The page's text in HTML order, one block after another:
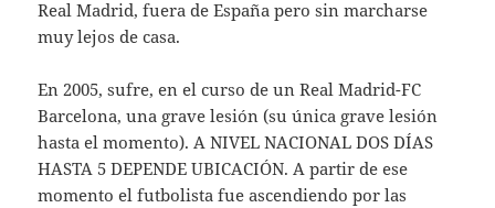
Real Madrid, fuera de España pero sin marcharse
muy lejos de casa.
En 2005, sufre, en el curso de un Real Madrid-FC
Barcelona, una grave lesión (su única grave lesión
hasta el momento). A NIVEL NACIONAL DOS DÍAS
HASTA 5 DEPENDE UBICACIÓN. A partir de ese
momento el futbolista fue ascendiendo por las